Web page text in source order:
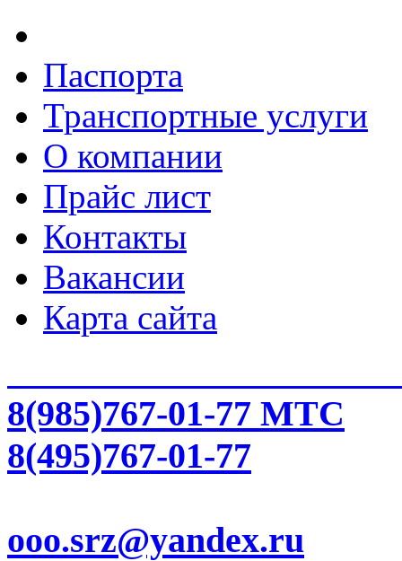
Паспорта
Транспортные услуги
О компании
Прайс лист
Контакты
Вакансии
Карта сайта
8(985)767-01-77 МТС
8(495)767-01-77
ooo.srz@yandex.ru